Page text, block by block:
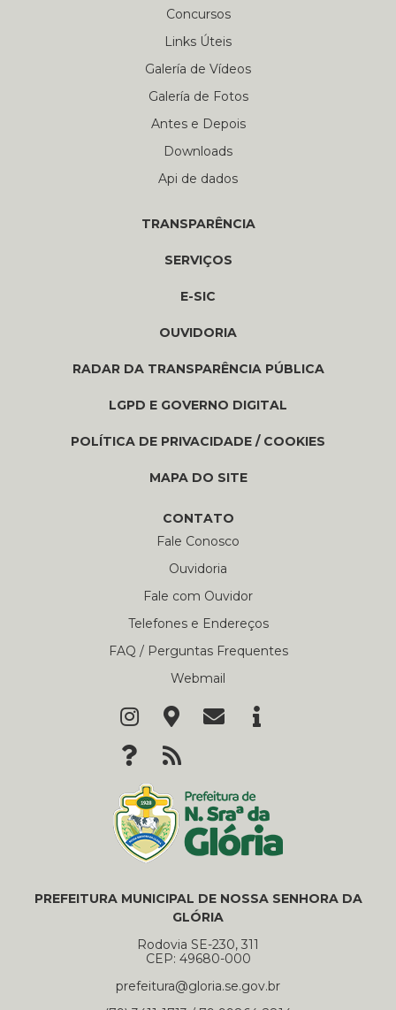
Concursos
Links Úteis
Galería de Vídeos
Galería de Fotos
Antes e Depois
Downloads
Api de dados
TRANSPARÊNCIA
SERVIÇOS
E-SIC
OUVIDORIA
RADAR DA TRANSPARÊNCIA PÚBLICA
LGPD E GOVERNO DIGITAL
POLÍTICA DE PRIVACIDADE / COOKIES
MAPA DO SITE
CONTATO
Fale Conosco
Ouvidoria
Fale com Ouvidor
Telefones e Endereços
FAQ / Perguntas Frequentes
Webmail
PREFEITURA MUNICIPAL DE NOSSA SENHORA DA
GLÓRIA
Rodovia SE-230, 311
CEP: 49680-000
prefeitura@gloria.se.gov.br